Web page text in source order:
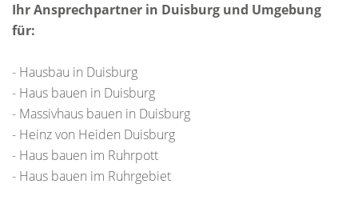
Ihr Ansprechpartner in Duisburg und Umgebung
für:
- Hausbau in Duisburg
- Haus bauen in Duisburg
- Massivhaus bauen in Duisburg
- Heinz von Heiden Duisburg
- Haus bauen im Ruhrpott
- Haus bauen im Ruhrgebiet